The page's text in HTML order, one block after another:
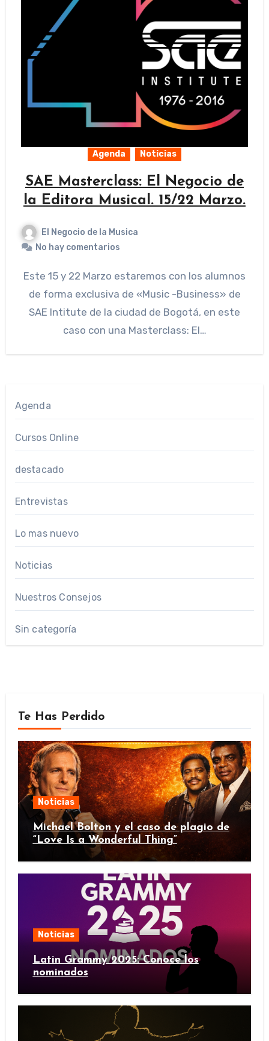
Agenda Noticias
SAE Masterclass: El Negocio de
la Editora Musical. 15/22 Marzo.
El Negocio de la Musica
No hay comentarios
Este 15 y 22 Marzo estaremos con los alumnos
de forma exclusiva de «Music -Business» de
SAE Intitute de la ciudad de Bogotá, en este
caso con una Masterclass: El…
Agenda
Cursos Online
destacado
Entrevistas
Lo mas nuevo
Noticias
Nuestros Consejos
Sin categoría
Te Has Perdido
Noticias
Michael Bolton y el caso de plagio de
“Love Is a Wonderful Thing”
Noticias
Latin Grammy 2025: Conoce los
nominados